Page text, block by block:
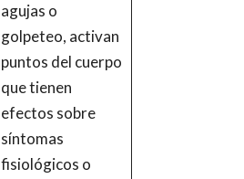
agujas o
golpeteo, activan
puntos del cuerpo
que tienen
efectos sobre
síntomas
fisiológicos o